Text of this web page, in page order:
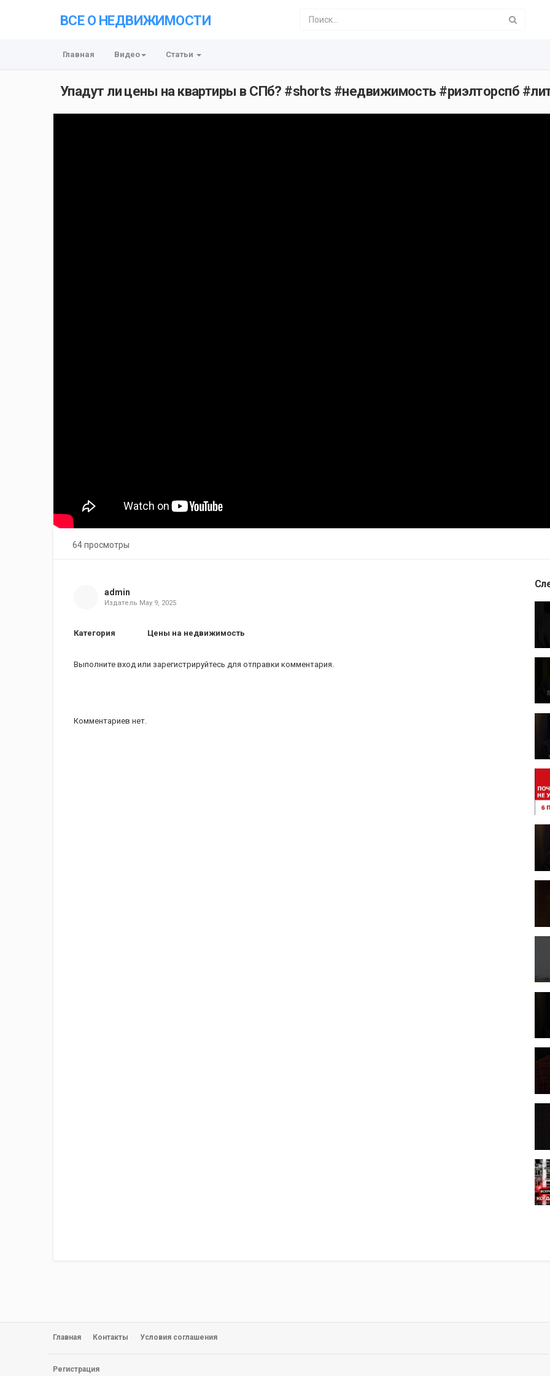
ВСЕ О НЕДВИЖИМОСТИ
Главная Видео Статьи
Упадут ли цены на квартиры в СПб? #shorts #недвижимость #риэлторспб
64 просмотры
admin
Издатель May 9, 2025
Категория Цены на недвижимость
Выполните вход или зарегистрируйтесь для отправки комментария.
Комментариев нет.
Главная Контакты Условия соглашения
Регистрация